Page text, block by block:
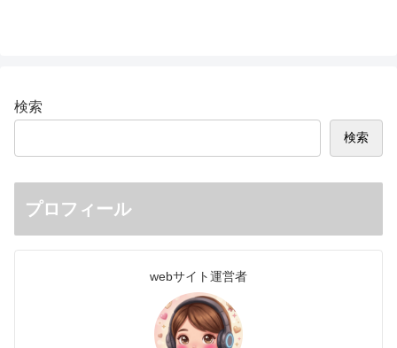
検索
検索
プロフィール
webサイト運営者